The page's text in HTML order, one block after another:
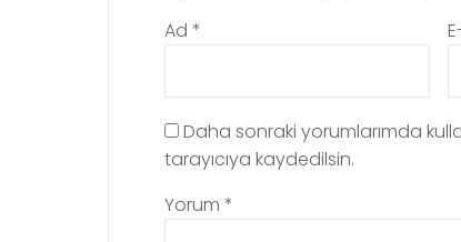
Ad *
Daha sonraki yorumlarımda
tarayıcıya kaydedilsin.
Yorum *